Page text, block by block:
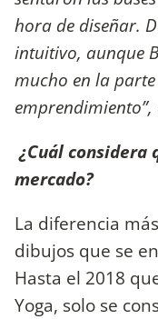
hora de diseñar.
intuitivo, aunque
mucho en la
emprendimiento”,
¿Cuál considera
mercado?
La diferencia
dibujos que se
Hasta el 2018
Yoga, solo se